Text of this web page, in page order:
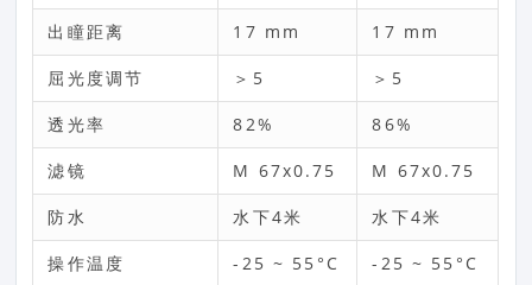
出瞳距离 17 mm 17 mm
屈光度调节 ＞5 ＞5
透光率 82% 86%
滤镜 M 67x0.75 M 67x0.75
防水 水下4米 水下4米
操作温度 -25 ~ 55°C -25 ~ 55°C